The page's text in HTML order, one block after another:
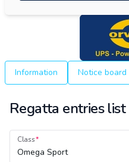
Information Notice board
Regatta entries list
Class
Omega Sport